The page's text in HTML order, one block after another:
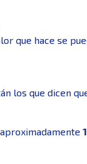
que hace se
los que dicen